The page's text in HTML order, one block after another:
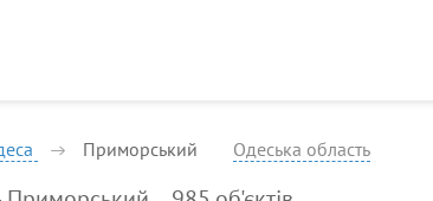
Приморський Одеська область